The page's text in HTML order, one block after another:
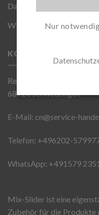
Datenschutz
Wiederverkäufer werden
KONTAKT
Reinhardtweg 3
68723 Schwetzingen
E-Mail: cn@service-
Telefon: +496202-
WhatsApp: +491579
Mix-Slider ist eine
Zubehör für die
Nur